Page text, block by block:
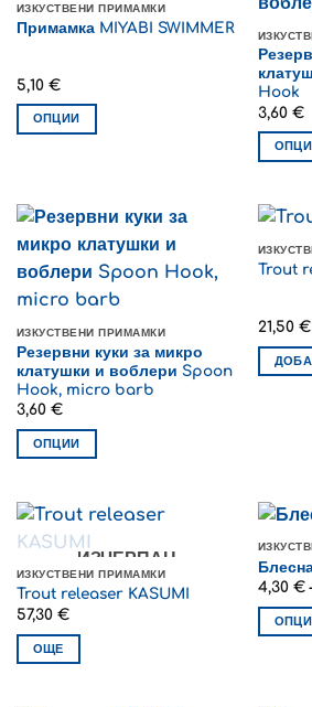
ИЗКУСТВЕНИ ПРИМАМКИ
Примамка MIYABI SWIMMER
5,10 €
ОПЦИИ
multiple
variants.
options
may
be
chosen
on
the
product
page
Hook
3,60 €
has
may
be
chosen
ИЗКУСТВЕНИ ПРИМАМКИ
Резервни куки за микро
клатушки и воблери Spoon
Hook, micro barb
3,60 €
ОПЦИИ
has
multiple
variants.
The
options
may
be
Trout
21,50 €
ИЗЧЕРПАН
ИЗКУСТВЕНИ ПРИМАМКИ
Trout releaser KASUMI
57,30 €
ОЩЕ
4,30 €